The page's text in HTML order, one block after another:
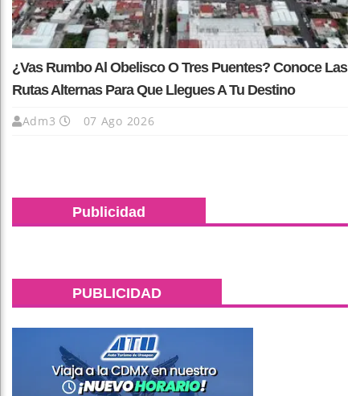
¿Vas Rumbo Al Obelisco O Tres Puentes? Conoce Las
Rutas Alternas Para Que Llegues A Tu Destino
Adm3 07 Ago 2026
Publicidad
PUBLICIDAD